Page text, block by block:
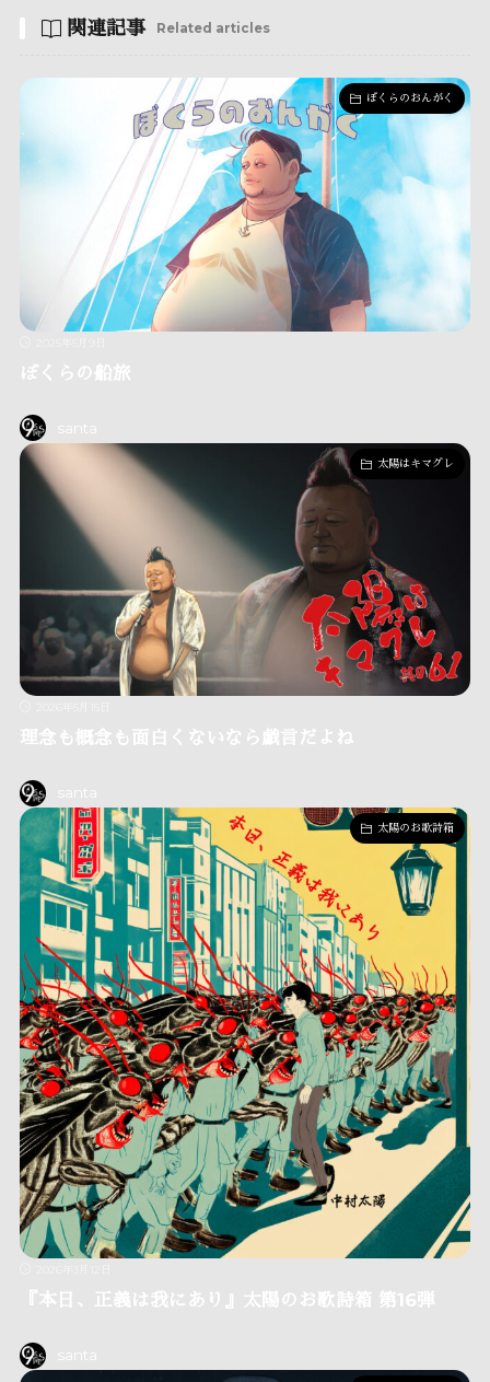
関連記事 Related articles
ぼくらのおんがく
ぼくらの船旅
santa
太陽はキマグレ
理念も概念も面白くないなら戯言だよね
santa
太陽のお歌詩箱
『本日、正義は我にあり』太陽のお歌詩箱 第16弾
santa